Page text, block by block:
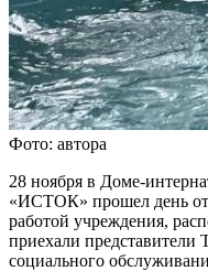
Фото: автора
28 ноября в Доме-
«ИСТОК» прошел день
работой учреждения,
приехали представители
социального